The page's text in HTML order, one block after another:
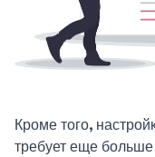
Кроме того,
требует еще